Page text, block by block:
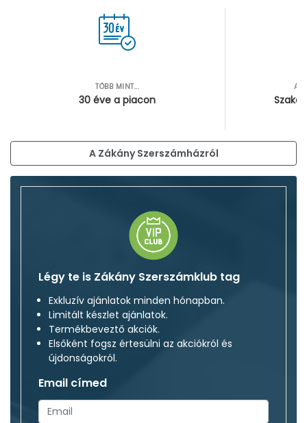
TÖBB MINT...
30 éve a piacon
A Zákány Szerszámházról
Légy te is Zákány Szerszámklub tag
Exkluzív ajánlatok minden hónapban.
Limitált készlet ajánlatok.
Termékbeveztő akciók.
Elsőként fogsz értesülni az akciókról és
újdonságokról.
Email címed